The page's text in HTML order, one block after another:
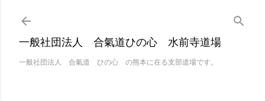
スキップしてメイン
一般社団法人 合氣道ひの心 水前寺道場
一般社団法人 合氣道 ひの心 の熊本に在る支部道場です。